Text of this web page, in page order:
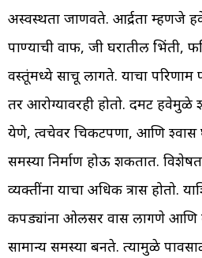
अस्वस्थता जाणवते. आर्द्रता म्हणजे
पाण्याची वाफ, जी घरातील भिंती,
वस्तूंमध्ये साचू लागते. याचा परिणाम
तर आरोग्यावरही होतो. दमट हवेमुळे
येणे, त्वचेवर चिकटपणा, आणि श्वास
समस्या निर्माण होऊ शकतात.
व्यक्तींना याचा अधिक त्रास होतो.
कपड्यांना ओलसर वास लागणे आणि
सामान्य समस्या बनते. त्यामुळे